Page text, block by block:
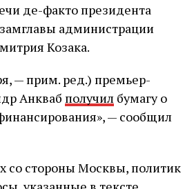
де-факто президента
администрации
Козака.
— прим. ред.) премьер-
Анкваб получил бумагу о
— сообщил
со стороны Москвы, политик